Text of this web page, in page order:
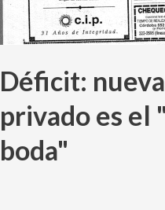
Déficit:
privado es el
boda"